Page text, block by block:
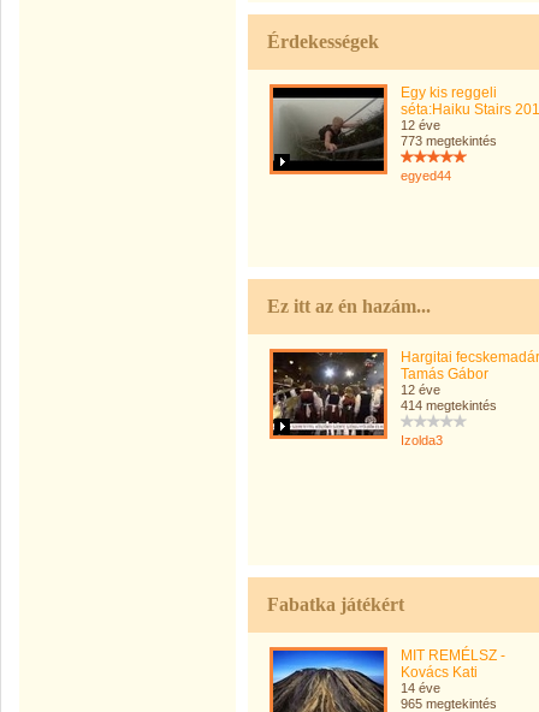
Érdekességek
Egy kis reggeli
séta:Haiku Stairs
12 éve
773 megtekintés
egyed44
Ez itt az én hazám...
Hargitai
Tamás Gábor
12 éve
414 megtekintés
Izolda3
Fabatka játékért
MIT REMÉLSZ -
Kovács Kati
14 éve
965 megtekintés